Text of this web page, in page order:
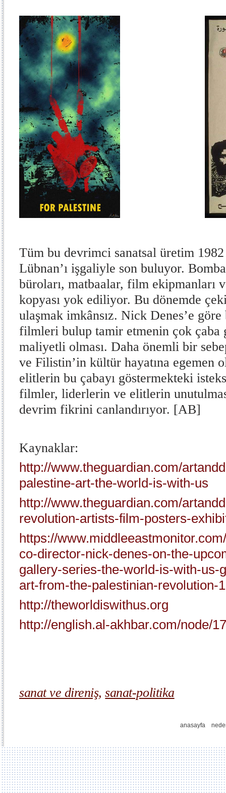
Tüm bu devrimci sanatsal üretim 1982
Lübnan’ı işgaliyle son buluyor.
büroları, matbaalar, film
kopyası yok ediliyor. Bu dönemde
ulaşmak imkânsız. Nick Denes’e
filmleri bulup tamir etmenin çok çaba
maliyetli olması. Daha önemli bir
ve Filistin’in kültür hayatına egemen
elitlerin bu çabayı göstermekteki
filmler, liderlerin ve elitlerin
devrim fikrini canlandırıyor. [AB]
Kaynaklar:
http://www.theguardian.com/
palestine-art-the-world-is-with-us
http://www.theguardian.com/
revolution-artists-film-posters-
https://
co-director-nick-denes-on-the-
gallery-series-the-world-is-with-us-
art-from-the-palestinian-revolution-
http://theworldiswithus.org
http://english.al-akhbar.com/node/
sanat ve direniş,sanat-politika
anasayfa